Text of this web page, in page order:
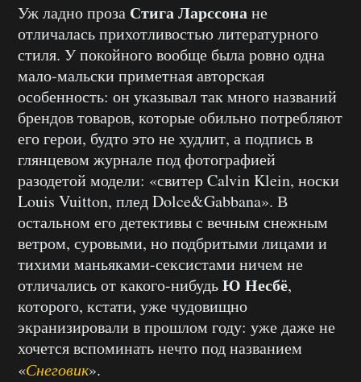
Уж ладно проза Стига Ларссонане
отличалась прихотливостью литературного
стиля. У покойного вообще была ровно одна
мало-мальски приметная авторская
особенность: он указывал так много названий
брендов товаров, которые обильно потребляют
его герои, будто это не худлит, а подпись в
глянцевом журнале под фотографией
разодетой модели: «свитер Calvin Klein, носки
Louis Vuitton, плед Dolce&Gabbana». В
остальном его детективы с вечным снежным
ветром, суровыми, но подбритыми лицами и
тихими маньяками-сексистами ничем не
отличались от какого-нибудьЮ Несбё,
которого, кстати, уже чудовищно
экранизировали в прошлом году: уже даже не
хочется вспоминать нечто под названием
«Снеговик».